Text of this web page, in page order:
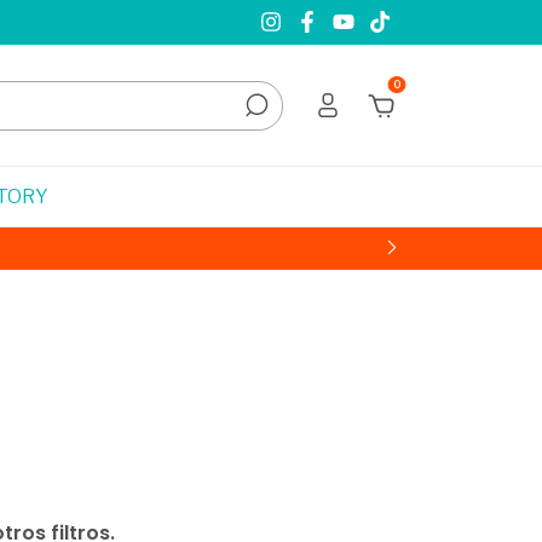
0
filtros.